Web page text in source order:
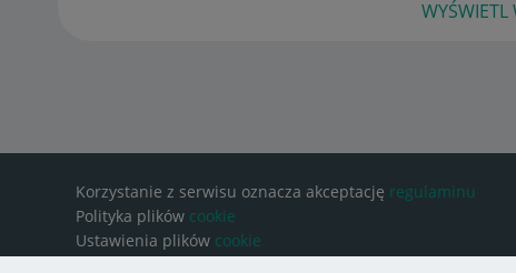
WYŚWIETL
Korzystanie z serwisu oznacza akceptację regulaminu
Polityka plików cookie
Ustawienia plików cookie